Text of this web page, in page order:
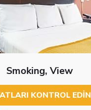
Smoking, View
KONTROL EDIN